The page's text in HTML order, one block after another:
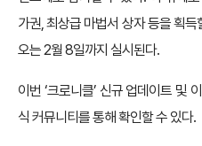
가권, 최상급 마법서 상자 등을 획득
오는 2월 8일까지 실시된다.
이번 ‘크로니클’ 신규 업데이트 및
식 커뮤니티를 통해 확인할 수 있다.